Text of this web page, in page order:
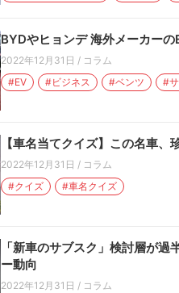
BYDやヒョンデ 海外メーカー
2022年12月31日 / コラム
#EV
#ビジネス #ベンツ #
【車名当てクイズ】この名車
2022年12月31日 / コラム
#クイズ
#車名クイズ
「新車のサブスク」検討層が
ー動向
2022年12月31日 / コラム